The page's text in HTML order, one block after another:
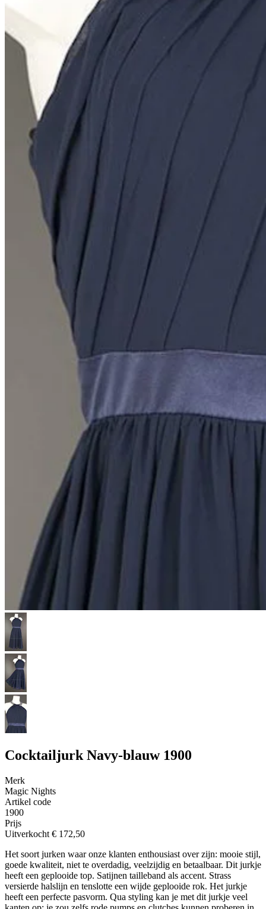
Cocktailjurk Navy-blauw 1900
Merk
Magic Nights
Artikel code
1900
Prijs
Uitverkocht € 172,50
Het soort jurken waar onze klanten enthousiast over zijn: mooie stijl,
goede kwaliteit, niet te overdadig, veelzijdig en betaalbaar. Dit jurkje
heeft een geplooide top. Satijnen tailleband als accent. Strass
versierde halslijn en tenslotte een wijde geplooide rok. Het jurkje
heeft een perfecte pasvorm. Qua styling kan je met dit jurkje veel